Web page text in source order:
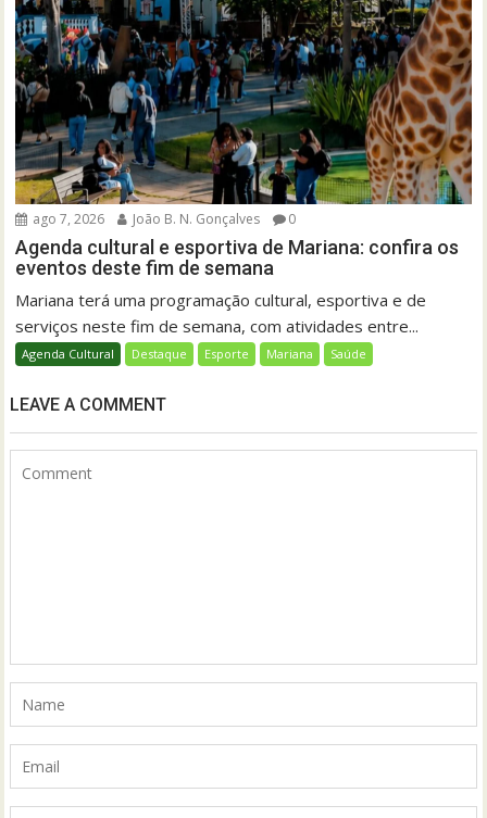
ago 7, 2026 João B. N. Gonçalves 0
Agenda cultural e esportiva de Mariana: confira os
eventos deste fim de semana
Mariana terá uma programação cultural, esportiva e de
serviços neste fim de semana, com atividades entre...
Agenda Cultural Destaque Esporte Mariana Saúde
LEAVE A COMMENT